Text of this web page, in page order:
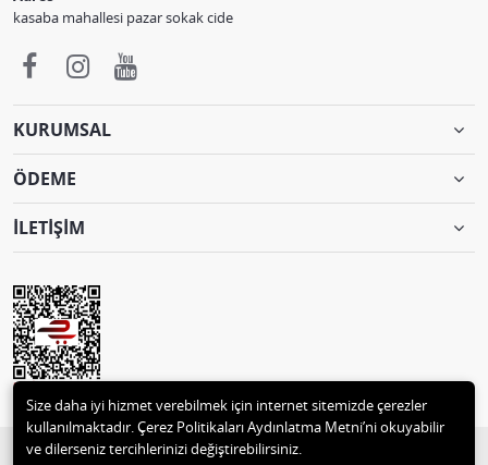
kasaba mahallesi pazar sokak cide
KURUMSAL
ÖDEME
İLETİŞİM
© 2018 2 M MUTLULAR TEKSTİL ve MOTORSİKLET PAZ.TİC. 05332496129
Size daha iyi hizmet verebilmek için internet sitemizde çerezler
kullanılmaktadır. Çerez Politikaları Aydınlatma Metni’ni okuyabilir
ve dilerseniz tercihlerinizi değiştirebilirsiniz.